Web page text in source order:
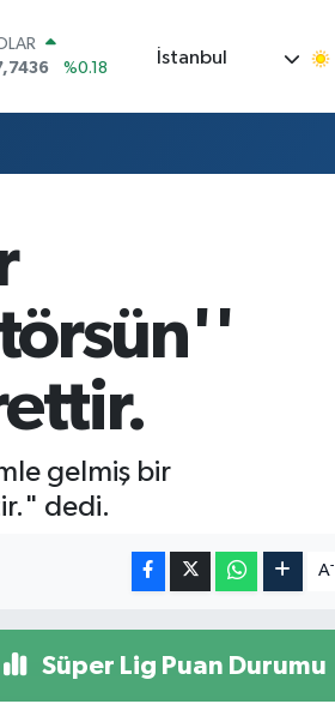
%0.18
%0.32
%1.11
İstanbul
gelmiş bir
dedi.
A-
Süper Lig Puan Durumu